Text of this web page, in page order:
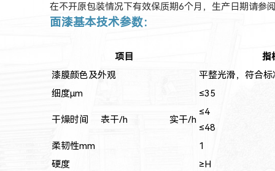
在不开原包装情况下有效保质期6个月，生产日期请参
面漆基本技术参数：
项目
指
漆膜颜色及外观
平整光滑，符合标
细度μm ≤35
干燥时间 表干/h 实干/h
≤4
≤48
柔韧性mm
1
硬度
≥H